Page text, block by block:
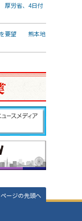
労省、4日付
を要望 熊本地
ページの先頭へ